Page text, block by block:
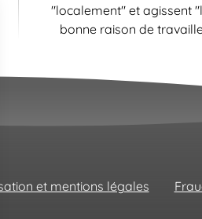
"localement" et agissent
bonne raison de
et mentions légales